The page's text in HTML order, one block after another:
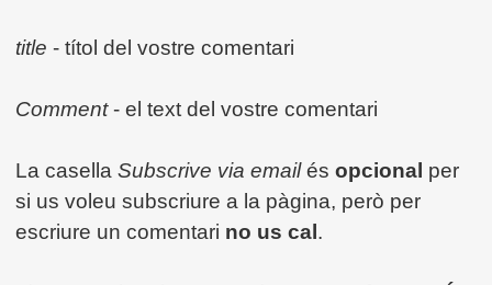
title- títol del vostre comentari
Comment- el text del vostre comentari
La casellaSubscrive via emailés opcional per
si us voleu subscriure a la pàgina, però per
escriure un comentari no us cal .